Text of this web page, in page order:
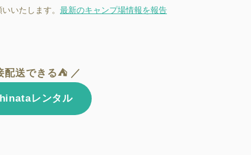
いたします。 最新のキャンプ場情報を報告
配送できる⛺ ／
レンタル